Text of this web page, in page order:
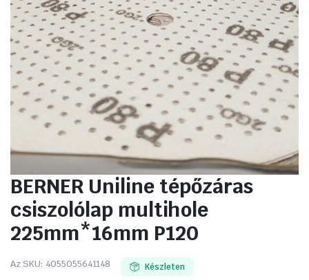
BERNER Uniline tépőzáras
csiszolólap multihole
225mm*16mm P120
Az SKU: 4055055641148 Készleten